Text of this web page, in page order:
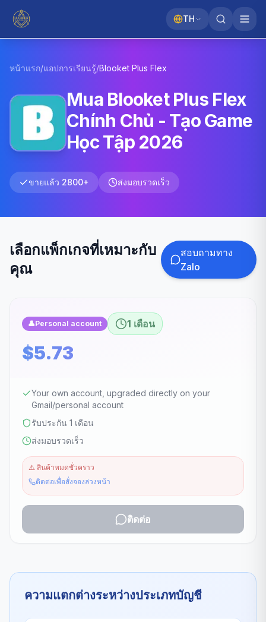
TH
หน้าแรก/แอปการเรียนรู้/Blooket Plus Flex
Mua Blooket Plus Flex
Chính Chủ - Tạo Game
Học Tập 2026
ขายแล้ว 2800+ ส่งมอบรวดเร็ว
เลือกแพ็กเกจที่เหมาะกับ
คุณ
สอบถามทาง
Zalo
👤Personal account 1 เดือน
$5.73
Your own account, upgraded directly on your
Gmail/personal account
รับประกัน 1 เดือน
ส่งมอบรวดเร็ว
⚠️ สินค้าหมดชั่วคราว
ติดต่อเพื่อสั่งจองล่วงหน้า
ติดต่อ
ความแตกต่างระหว่างประเภทบัญชี